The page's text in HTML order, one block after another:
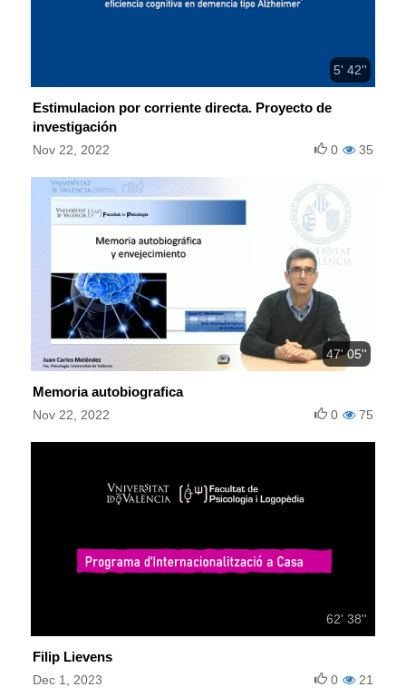
5' 42''
Estimulacion por corriente directa. Proyecto de
investigación
Nov 22, 2022 35
0
47' 05''
Memoria autobiografica
Nov 22, 2022 75
0
62' 38''
Filip Lievens
Dec 1, 2023 21
0